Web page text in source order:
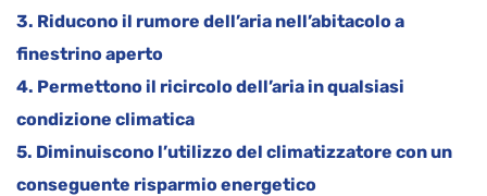
3. Riducono il rumore dell’aria nell’abitacolo a
finestrino aperto
4. Permettono il ricircolo dell’aria in qualsiasi
condizione climatica
5. Diminuiscono l’utilizzo del climatizzatore con un
conseguente risparmio energetico